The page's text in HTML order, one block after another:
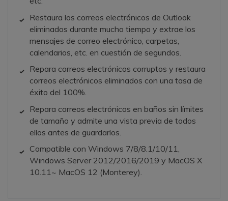
Restaura los correos electrónicos de Outlook
eliminados durante mucho tiempo y extrae los
mensajes de correo electrónico, carpetas,
calendarios, etc. en cuestión de segundos.
Repara correos electrónicos corruptos y restaura
correos electrónicos eliminados con una tasa de
éxito del 100%.
Repara correos electrónicos en baños sin límites
de tamaño y admite una vista previa de todos
ellos antes de guardarlos.
Compatible con Windows 7/8/8.1/10/11,
Windows Server 2012/2016/2019 y MacOS X
10.11~ MacOS 12 (Monterey).